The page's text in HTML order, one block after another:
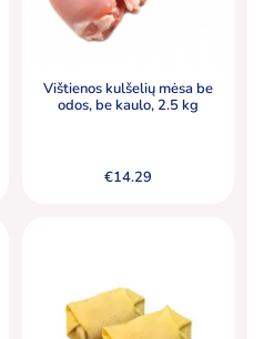
Vištienos kulšelių mėsa be
odos, be kaulo, 2.5 kg
€14.29